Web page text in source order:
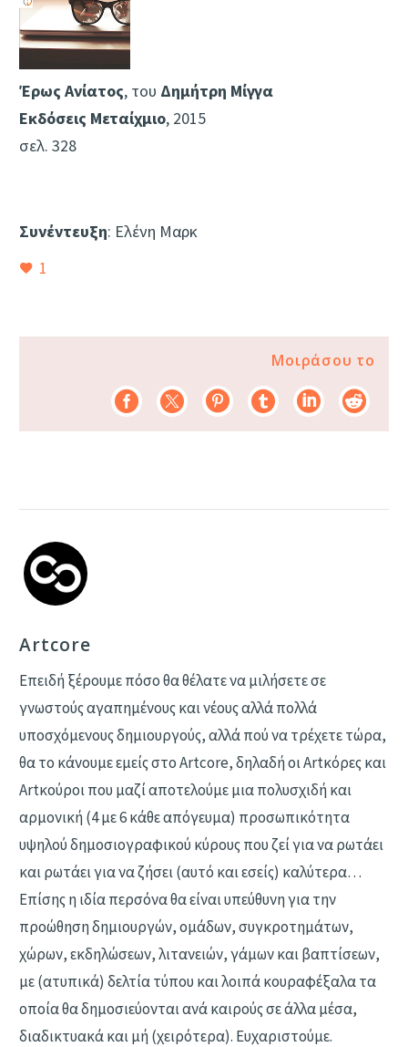
Έρως Ανίατος, του Δημήτρη Μίγγα
Εκδόσεις Μεταίχμιο, 2015
σελ. 328
Συνέντευξη: Ελένη Μαρκ
1
Μοιράσου το
Artcore
Επειδή ξέρουμε πόσο θα θέλατε να μιλήσετε σε
γνωστούς αγαπημένους και νέους αλλά πολλά
υποσχόμενους δημιουργούς, αλλά πού να τρέχετε τώρα,
θα το κάνουμε εμείς στο Artcore, δηλαδή οι Αrtκόρες και
Artκούροι που μαζί αποτελούμε μια πολυσχιδή και
αρμονική (4 με 6 κάθε απόγευμα) προσωπικότητα
υψηλού δημοσιογραφικού κύρους που ζεί για να ρωτάει
και ρωτάει για να ζήσει (αυτό και εσείς) καλύτερα…
Επίσης η ιδία περσόνα θα είναι υπεύθυνη για την
προώθηση δημιουργών, ομάδων, συγκροτημάτων,
χώρων, εκδηλώσεων, λιτανειών, γάμων και βαπτίσεων,
με (ατυπικά) δελτία τύπου και λοιπά κουραφέξαλα τα
οποία θα δημοσιεύονται ανά καιρούς σε άλλα μέσα,
διαδικτυακά και μή (χειρότερα). Ευχαριστούμε.